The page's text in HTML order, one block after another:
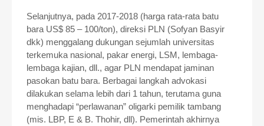
Selanjutnya, pada 2017-2018 (harga rata-rata batu
bara US$ 85 – 100/ton), direksi PLN (Sofyan Basyir
dkk) menggalang dukungan sejumlah universitas
terkemuka nasional, pakar energi, LSM, lembaga-
lembaga kajian, dll., agar PLN mendapat jaminan
pasokan batu bara. Berbagai langkah advokasi
dilakukan selama lebih dari 1 tahun, terutama guna
menghadapi “perlawanan” oligarki pemilik tambang
(mis. LBP, E & B. Thohir, dll). Pemerintah akhirnya